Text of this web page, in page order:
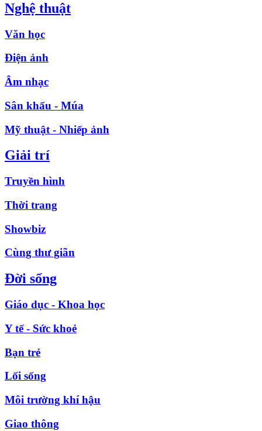
Nghệ thuật
Văn học
Điện ảnh
Âm nhạc
Sân khấu - Múa
Mỹ thuật - Nhiếp ảnh
Giải trí
Truyền hình
Thời trang
Showbiz
Cùng thư giãn
Đời sống
Giáo dục - Khoa học
Y tế - Sức khoẻ
Bạn trẻ
Lối sống
Môi trường khí hậu
Giao thông